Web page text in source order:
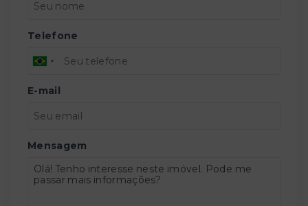
Telefone
E-mail
Mensagem